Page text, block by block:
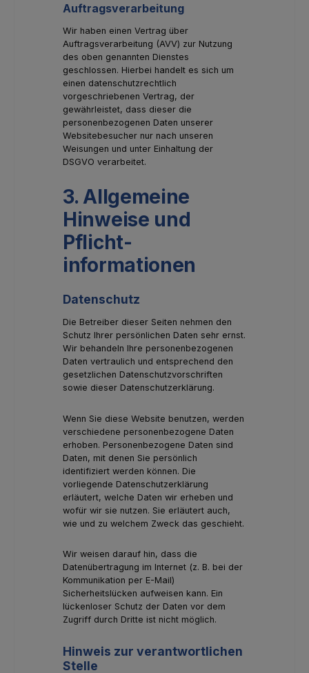
Auftragsverarbeitung
Wir haben einen Vertrag über
Auftragsverarbeitung (AVV) zur Nutzung
des oben genannten Dienstes
geschlossen. Hierbei handelt es sich um
einen datenschutzrechtlich
vorgeschriebenen Vertrag, der
gewährleistet, dass dieser die
personenbezogenen Daten unserer
Websitebesucher nur nach unseren
Weisungen und unter Einhaltung der
DSGVO verarbeitet.
3. Allgemeine
Hinweise und
Pflicht­
informationen
Datenschutz
Die Betreiber dieser Seiten nehmen den
Schutz Ihrer persönlichen Daten sehr ernst.
Wir behandeln Ihre personenbezogenen
Daten vertraulich und entsprechend den
gesetzlichen Datenschutzvorschriften
sowie dieser Datenschutzerklärung.
Wenn Sie diese Website benutzen, werden
verschiedene personenbezogene Daten
erhoben. Personenbezogene Daten sind
Daten, mit denen Sie persönlich
identifiziert werden können. Die
vorliegende Datenschutzerklärung
erläutert, welche Daten wir erheben und
wofür wir sie nutzen. Sie erläutert auch,
wie und zu welchem Zweck das geschieht.
Wir weisen darauf hin, dass die
Datenübertragung im Internet (z. B. bei der
Kommunikation per E-Mail)
Sicherheitslücken aufweisen kann. Ein
lückenloser Schutz der Daten vor dem
Zugriff durch Dritte ist nicht möglich.
Hinweis zur verantwortlichen
Stelle